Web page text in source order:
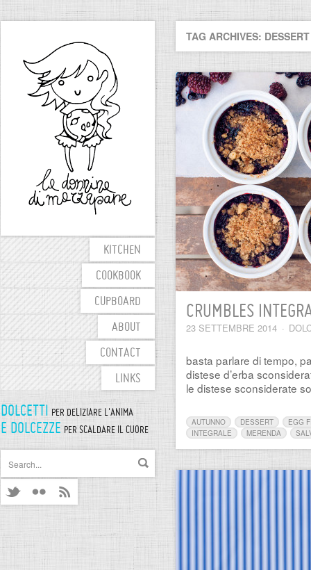
KITCHEN
COOKBOOK
CUPBOARD
ABOUT
CONTACT
LINKS
DOLCETTI PER DELIZIARE L'ANIMA
E DOLCEZZE PER SCALDARE IL CUORE
TAG ARCHIVES: DESSERT
CRUMBLES
23 SETTEMBRE 2014 ·
basta parlare di tempo,
distese d’erba
le distese sconsiderate
AUTUNNO DESSERT
EGG
INTEGRALE
MERENDA